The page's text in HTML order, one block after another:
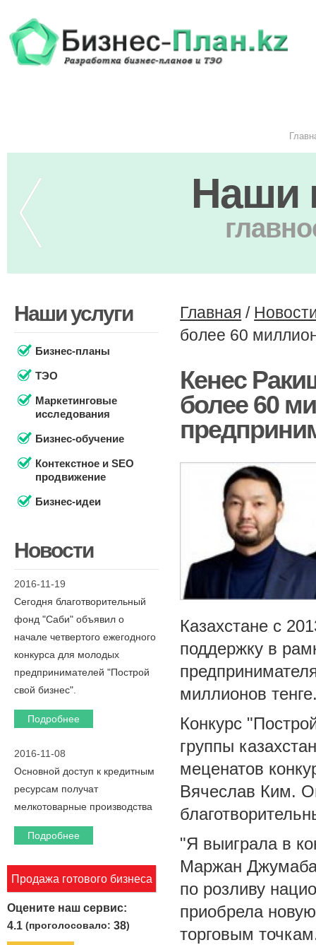
Наши
Наши услуги
Бизнес-планы
ТЭО
Маркетинговые
исследования
Бизнес-обучение
Контекстное и SEO
продвижение
Бизнес-идеи
Новости
2016-11-19
Сегодня благотворительный
фонд "Саби" объявил о
начале четвертого ежегодного
конкурса для молодых
предпринимателей "Построй
свой бизнес".
Подробнее
2016-11-08
Основной доступ к кредитным
ресурсам получат
мелкотоварные производства
Подробнее
Продажа готового бизнеса
Оцените наш сервис:
4.1 (проголосовало:38)
Главная /
более 60
Кенес
более 60
Казахстане с
поддержку в
миллионов
Конкурс
группы
меценатов
Вячеслав Ким.
"Я выиграла в
Маржан
по розливу
приобрела
торговым